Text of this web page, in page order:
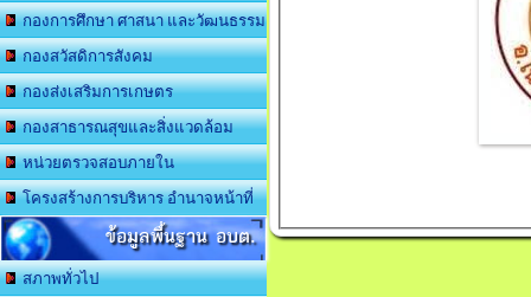
กองการศึกษา ศาสนา และวัฒนธรรม
กองสวัสดิการสังคม
กองส่งเสริมการเกษตร
กองสาธารณสุขและสิ่งแวดล้อม
หน่วยตรวจสอบภายใน
โครงสร้างการบริหาร อำนาจหน้าที่
ข้อมูลพื้นฐาน อบต.
สภาพทั่วไป